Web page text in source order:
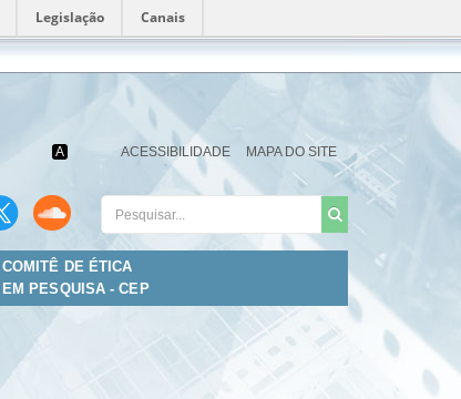
Legislação Canais
Fundação
Oswaldo
A ACESSIBILIDADE MAPA DO SITE
COMITÊ DE ÉTICA
EM PESQUISA - CEP